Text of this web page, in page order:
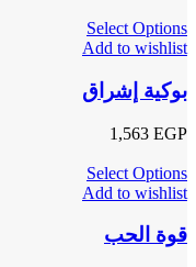
Select Options
Add to wishlist
بوكية إشراق
1,563 EGP
Select Options
Add to wishlist
قوة الحب